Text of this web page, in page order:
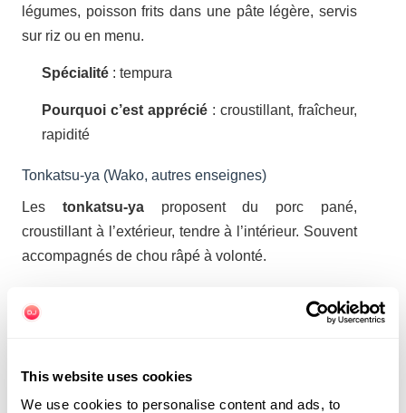
This website uses cookies
We use cookies to personalise content and ads, to
légumes, poisson frits dans une pâte légère, servis
sur riz ou en menu.
Spécialité : tempura
Pourquoi c’est apprécié : croustillant, fraîcheur,
rapidité
Tonkatsu-ya (Wako, autres enseignes)
Les tonkatsu-yaproposent du porc pané,
croustillant à l’extérieur, tendre à l’intérieur. Souvent
accompagnés de chou râpé à volonté.
est souvent citée comme la chaîne la plus